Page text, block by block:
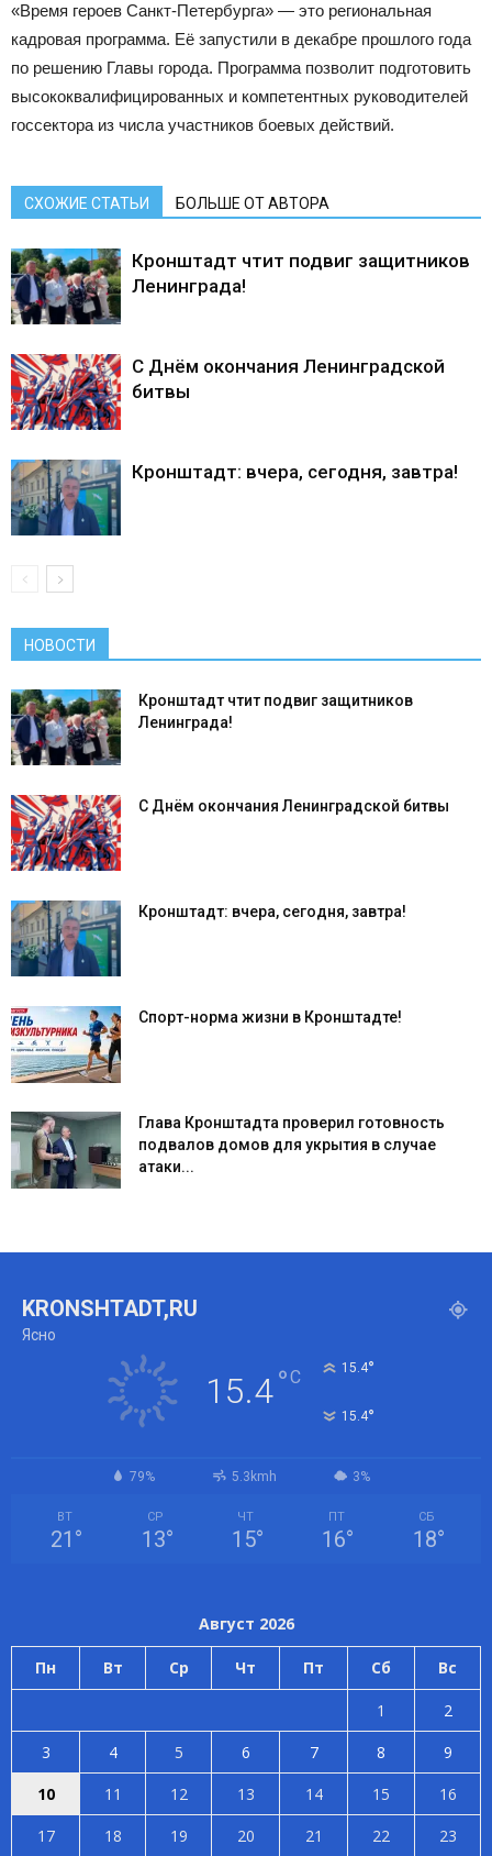
«Время героев Санкт-Петербурга» — это региональная
кадровая программа. Её запустили в декабре прошлого года
по решению Главы города. Программа позволит подготовить
высококвалифицированных и компетентных руководителей
госсектора из числа участников боевых действий.
СХОЖИЕ СТАТЬИ БОЛЬШЕ ОТ АВТОРА
Кронштадт чтит подвиг защитников
Ленинграда!
С Днём окончания Ленинградской
битвы
Кронштадт: вчера, сегодня, завтра!
НОВОСТИ
Кронштадт чтит подвиг защитников
Ленинграда!
С Днём окончания Ленинградской битвы
Кронштадт: вчера, сегодня, завтра!
Спорт-норма жизни в Кронштадте!
Глава Кронштадта проверил готовность
подвалов домов для укрытия в случае
атаки...
KRONSHTADT,RU
Ясно
15.4°C 15.4°
15.4°
79% 5.3kmh 3%
ВТ
21 °
СР
13°
ЧТ
15°
ПТ
16°
СБ
18°
Август 2026
Пн Вт Ср Чт Пт Сб Вс
1
2
3
4 5 6 7 8
9
10
11 12 13 14 15
16
17
18 19 20 21 22 23